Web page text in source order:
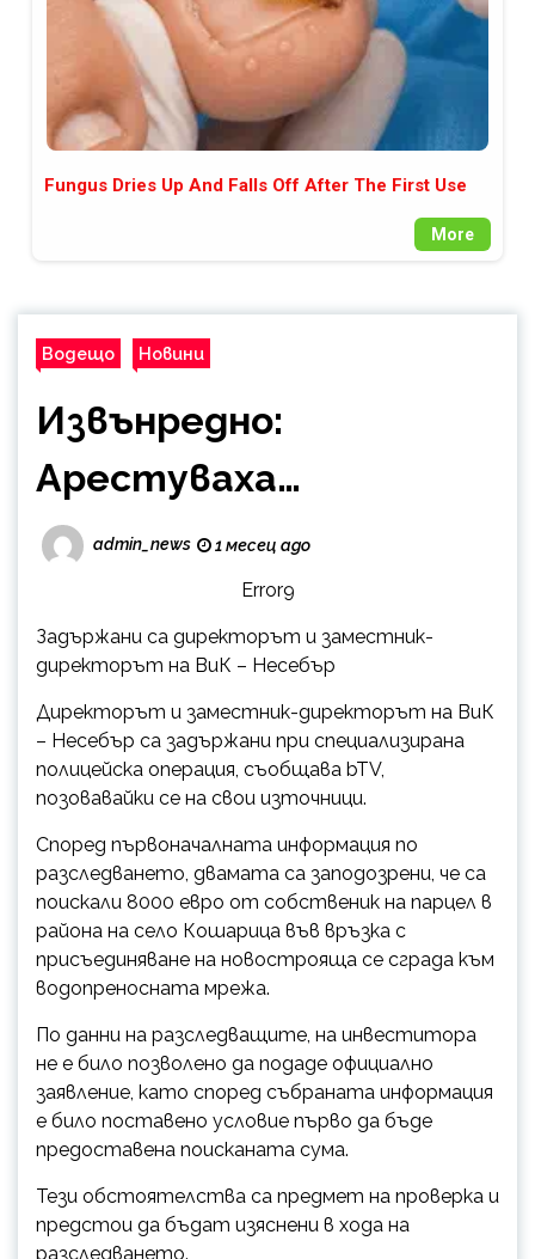
Fungus Dries Up And Falls Off After The First Use
More
Водещо Новини
Извънредно:
Арестуваха…
admin_news 1 месец ago
Error9
Задържани са директорът и заместник-
директорът на ВиК – Несебър
Директорът и заместник-директорът на ВиК
– Несебър са задържани при специализирана
полицейска операция, съобщава bTV,
позовавайки се на свои източници.
Според първоначалната информация по
разследването, двамата са заподозрени, че са
поискали 8000 евро от собственик на парцел в
района на село Кошарица във връзка с
присъединяване на новострояща се сграда към
водопреносната мрежа.
По данни на разследващите, на инвеститора
не е било позволено да подаде официално
заявление, като според събраната информация
е било поставено условие първо да бъде
предоставена поисканата сума.
Тези обстоятелства са предмет на проверка и
предстои да бъдат изяснени в хода на
разследването.